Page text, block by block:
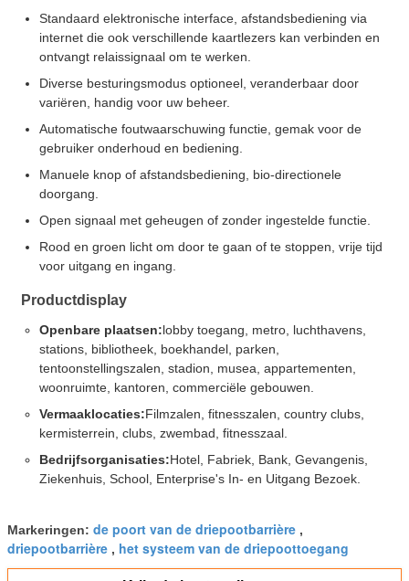
Standaard elektronische interface, afstandsbediening via
internet die ook verschillende kaartlezers kan verbinden en
ontvangt relaissignaal om te werken.
Diverse besturingsmodus optioneel, veranderbaar door
variëren, handig voor uw beheer.
Automatische foutwaarschuwing functie, gemak voor de
gebruiker onderhoud en bediening.
Manuele knop of afstandsbediening, bio-directionele
doorgang.
Open signaal met geheugen of zonder ingestelde functie.
Rood en groen licht om door te gaan of te stoppen, vrije tijd
voor uitgang en ingang.
Productdisplay
Openbare plaatsen:lobby toegang, metro, luchthavens,
stations, bibliotheek, boekhandel, parken,
tentoonstellingszalen, stadion, musea, appartementen,
woonruimte, kantoren, commerciële gebouwen.
Vermaaklocaties:Filmzalen, fitnesszalen, country clubs,
kermisterrein, clubs, zwembad, fitnesszaal.
Bedrijfsorganisaties:Hotel, Fabriek, Bank, Gevangenis,
Ziekenhuis, School, Enterprise's In- en Uitgang Bezoek.
Markeringen: de poort van de driepootbarrière ,
driepootbarrière , het systeem van de driepoottoegang